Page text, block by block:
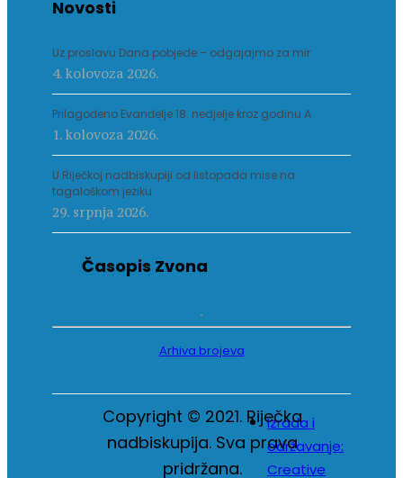
Novosti
Uz proslavu Dana pobjede – odgajajmo za mir
4. kolovoza 2026.
Prilagođeno Evanđelje 18. nedjelje kroz godinu A
1. kolovoza 2026.
U Riječkoj nadbiskupiji od listopada mise na
tagaloškom jeziku
29. srpnja 2026.
Časopis Zvona
Arhiva brojeva
Copyright © 2021. Riječka
nadbiskupija. Sva prava
pridržana.
Izrada i
održavanje:
Creative